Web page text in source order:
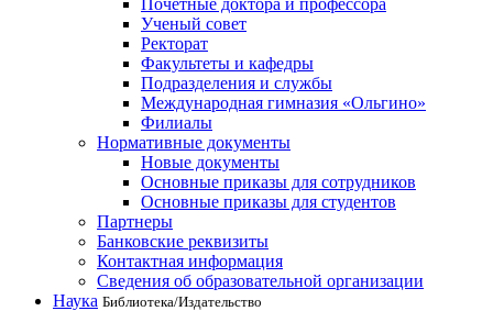
Почетные доктора и профессора
Ученый совет
Ректорат
Факультеты и кафедры
Подразделения и службы
Международная гимназия «Ольгино»
Филиалы
Нормативные документы
Новые документы
Основные приказы для сотрудников
Основные приказы для студентов
Партнеры
Банковские реквизиты
Контактная информация
Сведения об образовательной организации
Наука Библиотека/Издательство